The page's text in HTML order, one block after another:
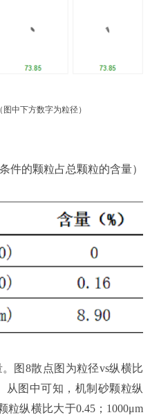
中下方数字为粒径）
件的颗粒占总颗粒的含量）
图8散点图为粒径vs纵横比
从图中可知，机制砂颗粒纵
粒纵横比大于0.45；1000μm